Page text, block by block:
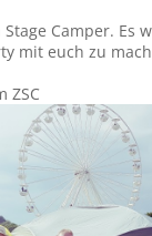
Camper. Es
mit euch zu
ZSC